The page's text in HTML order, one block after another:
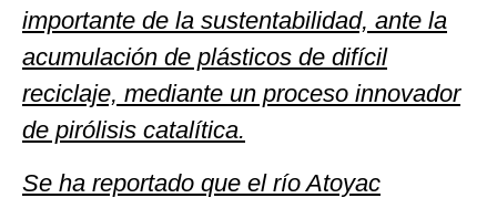
importante de la sustentabilidad, ante la
acumulación de plásticos de difícil
reciclaje, mediante un proceso innovador
de pirólisis catalítica.
Se ha reportado que el río Atoyac